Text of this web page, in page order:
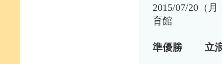
2015/07/20（
育館
準優勝 立